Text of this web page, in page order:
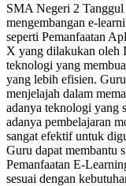
SMA Negeri 2 Tanggul
mengembangan e-
seperti Pemanfaatan
X yang dilakukan oleh
teknologi yang
yang lebih efisien.
menjelajah dalam
adanya teknologi yang
adanya pembelajaran
sangat efektif untuk
Guru dapat membantu
Pemanfaatan E-
sesuai dengan